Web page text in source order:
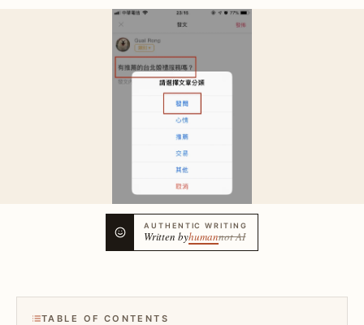
AUTHENTIC WRITING
Written byhumannot AI
TABLE OF CONTENTS